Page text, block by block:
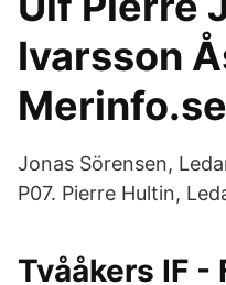
Ivarsson
Merinfo.se
Jonas Sörensen,
P07. Pierre Hultin,
Tvååkers IF -